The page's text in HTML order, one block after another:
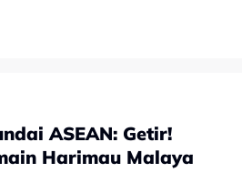
ASEAN: Getir!
Harimau Malaya